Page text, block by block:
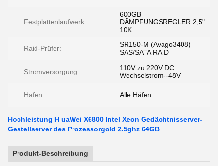
Festplattenlaufwerk:
600GB
DÄMPFUNGSREGLER 2,5"
10K
Raid-Prüfer:
SR150-M (Avago3408)
SAS/SATA RAID
Stromversorgung:
110V zu 220V DC
Wechselstrom--48V
Hafen: Alle Häfen
Hochleistung H uaWei X6800 Intel Xeon Gedächtnisserver-
Gestellserver des Prozessorgold 2.5ghz 64GB
Produkt-Beschreibung